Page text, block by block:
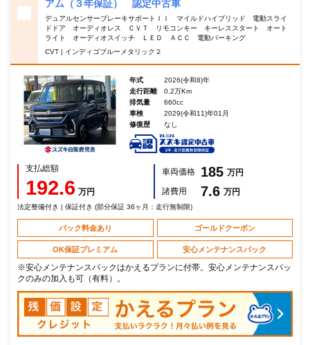
アム（３年保証） 認定中古車
デュアルセンサーブレーキサポートＩＩ マイルドハイブリッド 電動スライ
ドドア オーディオレス ＣＶＴ リモコンキー キーレススタート オート
ライト オーディオスイッチ ＬＥＤ ＡＣＣ 電動パーキング
CVT | インディゴブルーメタリック２
年式
2026(令和8)年
走行距離
0.2万Km
排気量
660cc
車検
2029(令和11)年01月
修復歴
なし
支払総額
192.6 万円
車両価格 185 万円
諸費用
7.6 万円
法定整備付き | 保証付き (部分保証 36ヶ月：走行無制限)
パック料金あり ゴールドクーポン
OK保証プレミアム 安心メンテナンスパック
※安心メンテナンスパックはかえるプランに付帯。安心メンテナンスパッ
クのみの加入も可（有料）。